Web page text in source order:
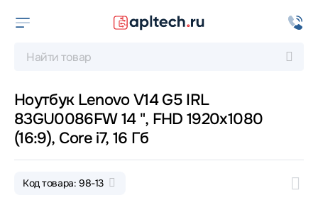
Ноутбук Lenovo V14 G5 IRL
83GU0086FW 14 ", FHD 1920x1080
(16:9), Core i7, 16 Гб
Код товара: 98-13